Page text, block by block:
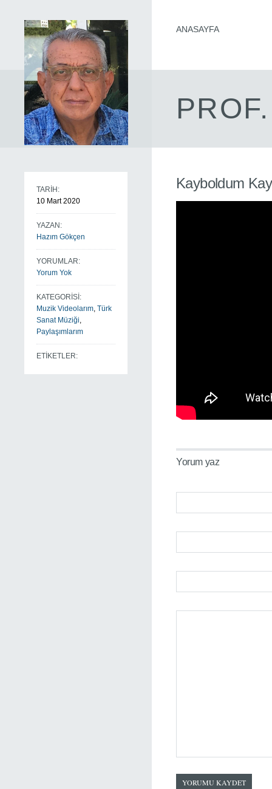
ANASAYFA
TARİH:
10 Mart 2020
YAZAN:
Hazım Gökçen
YORUMLAR:
Yorum Yok
KATEGORİSİ:
Muzik Videolarım, Türk
Sanat Müziği,
Paylaşımlarım
ETİKETLER:
Kayboldum
Yorum yaz